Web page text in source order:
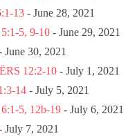
13 - June 28, 2021
5, 9-10 - June 29, 2021
June 30, 2021
12:2-10 - July 1, 2021
14 - July 5, 2021
5, 12b-19 - July 6, 2021
July 7, 2021